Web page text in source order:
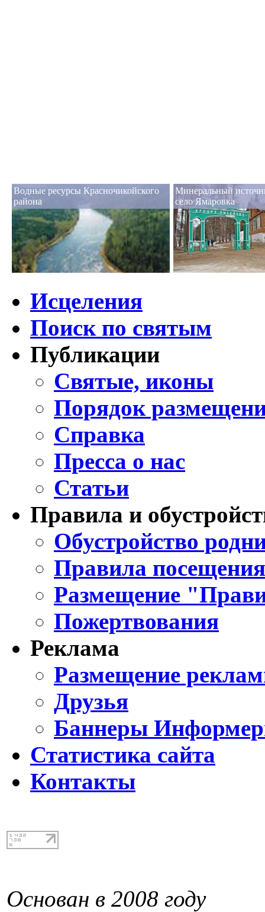
Водные ресурсы Красночикойского
района
Минеральный
село Ямаровка
Исцеления
Поиск по святым
Публикации
Святые, иконы
Порядок
Справка
Пресса о нас
Статьи
Правила и
Обустройство
Правила
Размещение
Пожертвования
Реклама
Размещение
Друзья
Баннеры
Статистика сайта
Контакты
Основан в 2008 году